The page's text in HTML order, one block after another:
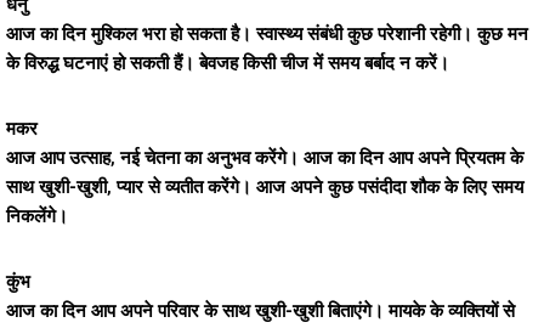
धनु
आज का दिन मुश्किल भरा हो सकता है। स्वास्थ्य संबंधी कुछ परेशानी रहेगी। कुछ मन
के विरुद्ध घटनाएं हो सकती हैं। बेवजह किसी चीज में समय बर्बाद न करें।
मकर
आज आप उत्साह, नई चेतना का अनुभव करेंगे। आज का दिन आप अपने प्रियतम के
साथ खुशी-खुशी, प्यार से व्यतीत करेंगे। आज अपने कुछ पसंदीदा शौक के लिए समय
निकलेंगे।
कुंभ
आज का दिन आप अपने परिवार के साथ खुशी-खुशी बिताएंगे। मायके के व्यक्तियों से